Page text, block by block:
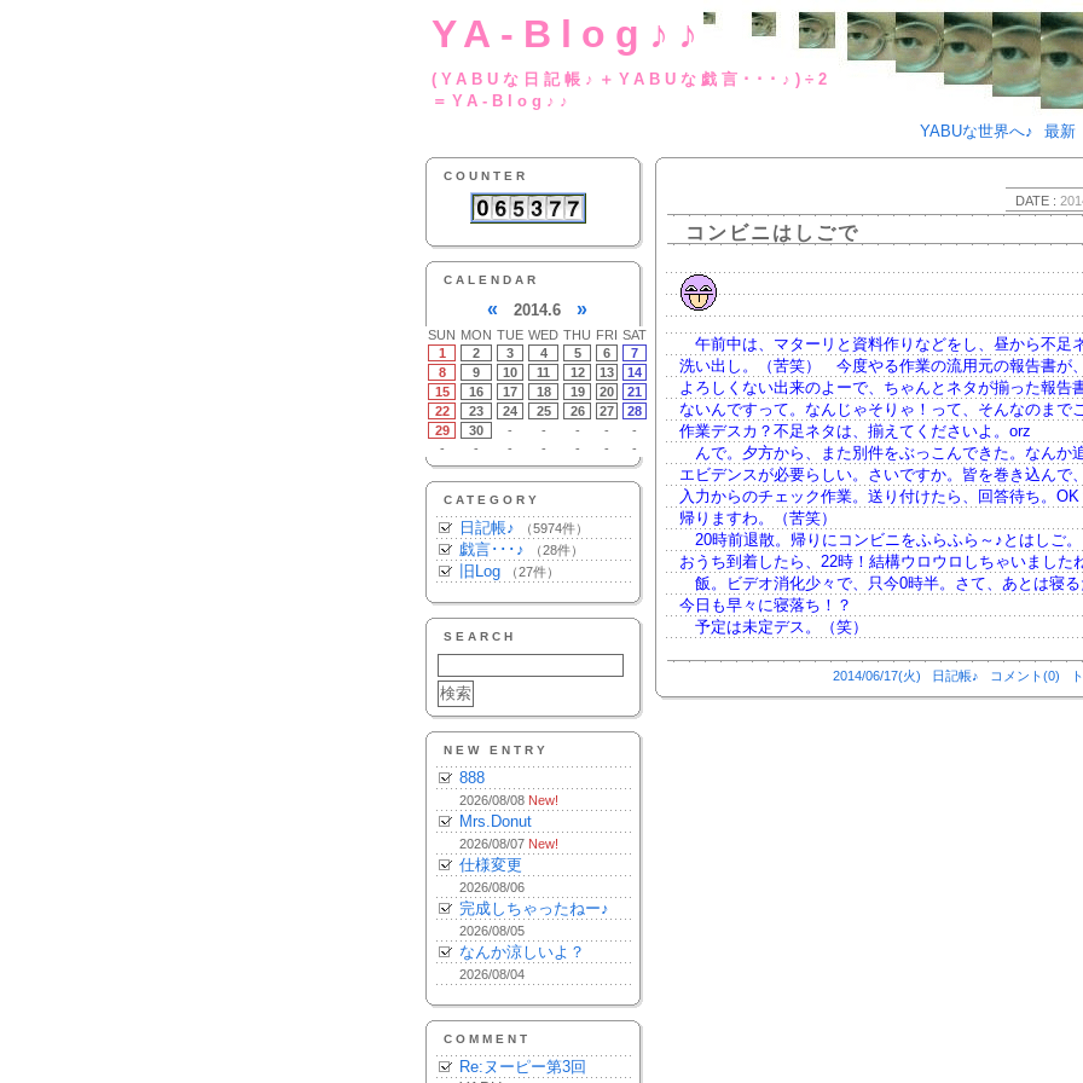
YA-Blog♪♪
(YABUな日記帳♪＋YABUな戯言･･
＝YA-Blog♪♪
YABUな世界へ♪
最新
COUNTER
CALENDAR
« 2014.6 »
SUN MON TUE WED THU FRI SAT
1
2 3 4 5 6
7
8
9 10 11 12 13
14
15
16 17 18 19 20
21
22
23 24 25 26 27
28
29
30 - - - -
-
-
- - - - - -
CATEGORY
日記帳♪ （5974件）
戯言･･･♪ （28件）
旧Log （27件）
SEARCH
NEW ENTRY
888
2026/08/08 New!
Mrs.Donut
2026/08/07 New!
仕様変更
2026/08/06
完成しちゃったねー♪
2026/08/05
なんか涼しいよ？
2026/08/04
COMMENT
Re:ヌーピー第3回
DATE :
コンビニはしごで
午前中は、マターリと資料作りなどをし、昼から不足
洗い出し。（苦笑） 今度やる作業の流用元の報告書が
よろしくない出来のよーで、ちゃんとネタが揃った報告
ないんですって。なんじゃそりゃ！って、そんなのまで
作業デスカ？不足ネタは、揃えてくださいよ。orz
んで。夕方から、また別件をぶっこんできた。なんか
エビデンスが必要らしい。さいですか。皆を巻き込んで
入力からのチェック作業。送り付けたら、回答待ち。OK
帰りますわ。（苦笑）
20時前退散。帰りにコンビニをふらふら～♪とはしご
おうち到着したら、22時！結構ウロウロしちゃいました
飯。ビデオ消化少々で、只今0時半。さて、あとは寝る
今日も早々に寝落ち！？
予定は未定デス。（笑）
2014/06/17(火) 日記帳♪ コメント(0)